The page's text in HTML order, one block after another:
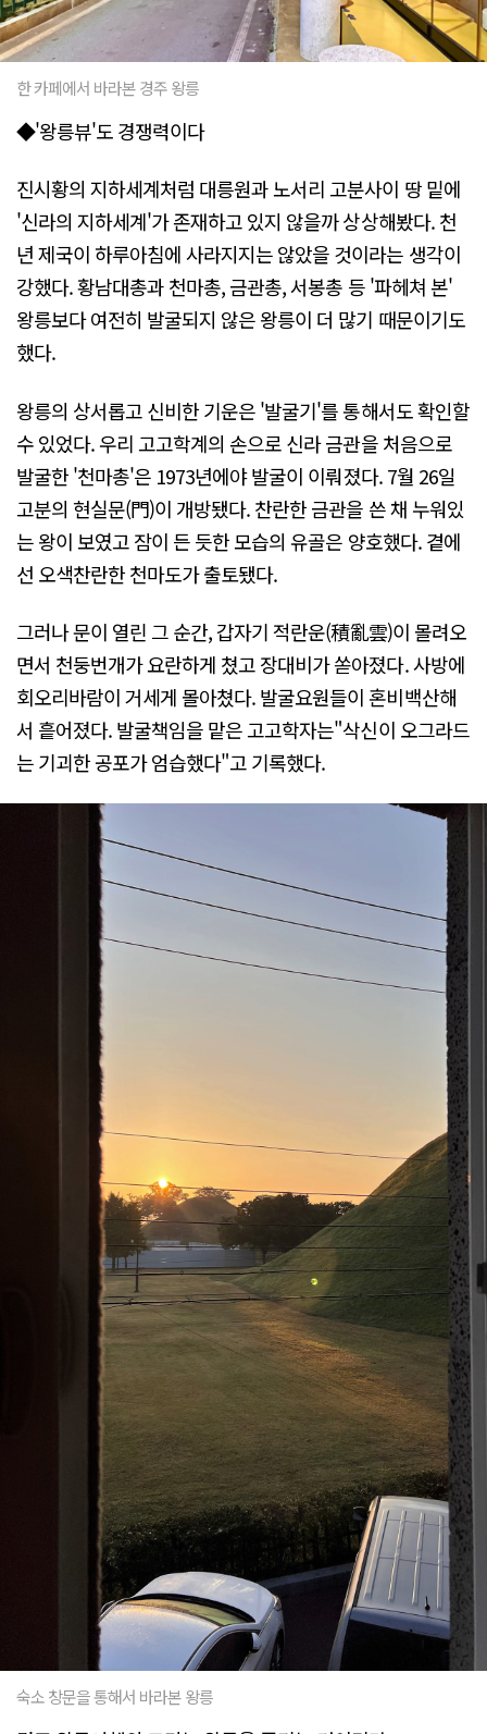
한 카페에서 바라본 경주 왕릉
◆'왕릉뷰'도 경쟁력이다
진시황의 지하세계처럼 대릉원과 노서리 고분사이 땅 밑에
'신라의 지하세계'가 존재하고 있지 않을까 상상해봤다. 천
년 제국이 하루아침에 사라지지는 않았을 것이라는 생각이
강했다. 황남대총과 천마총, 금관총, 서봉총 등 '파헤쳐 본'
왕릉보다 여전히 발굴되지 않은 왕릉이 더 많기 때문이기도
했다.
왕릉의 상서롭고 신비한 기운은 '발굴기'를 통해서도 확인할
수 있었다. 우리 고고학계의 손으로 신라 금관을 처음으로
발굴한 '천마총'은 1973년에야 발굴이 이뤄졌다. 7월 26일
고분의 현실문(門)이 개방됐다. 찬란한 금관을 쓴 채 누워있
는 왕이 보였고 잠이 든 듯한 모습의 유골은 양호했다. 곁에
선 오색찬란한 천마도가 출토됐다.
그러나 문이 열린 그 순간, 갑자기 적란운(積亂雲)이 몰려오
면서 천둥번개가 요란하게 쳤고 장대비가 쏟아졌다. 사방에
회오리바람이 거세게 몰아쳤다. 발굴요원들이 혼비백산해
서 흩어졌다. 발굴책임을 맡은 고고학자는"삭신이 오그라드
는 기괴한 공포가 엄습했다"고 기록했다.
숙소 창문을 통해서 바라본 왕릉